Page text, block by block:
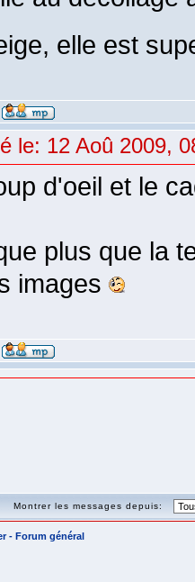
elle est
le: 12 Aoû 2009,
d'oeil et le
plus que la
images
Montrer les messages depuis:
- Forum général